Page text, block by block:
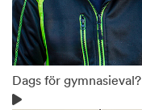
Dags för gymnasieval?